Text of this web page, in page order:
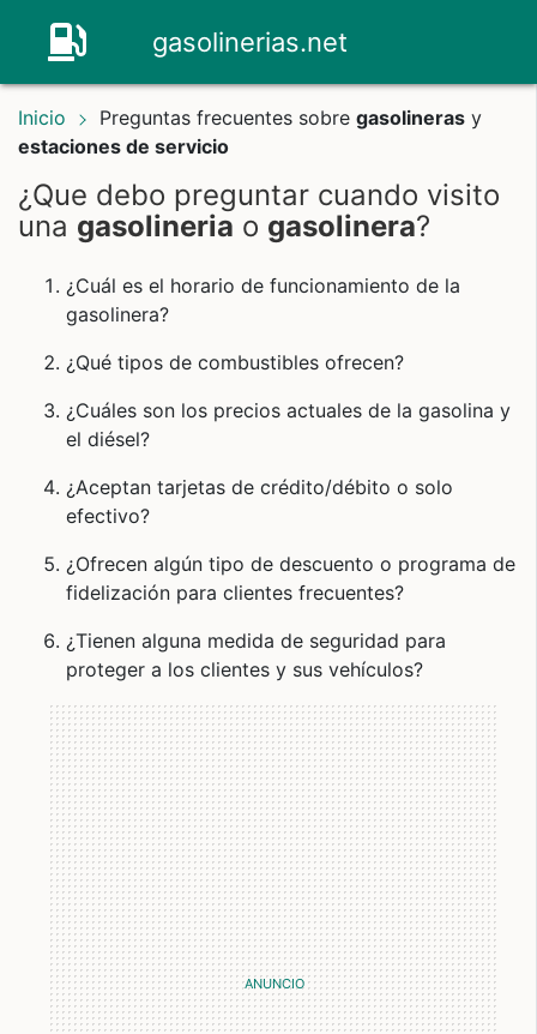
gasolinerias.net
Inicio Preguntas frecuentes sobre gasolineras y
estaciones de servicio
¿Que debo preguntar cuando visito
una gasolineria o gasolinera?
¿Cuál es el horario de funcionamiento de la
gasolinera?
¿Qué tipos de combustibles ofrecen?
¿Cuáles son los precios actuales de la gasolina y
el diésel?
¿Aceptan tarjetas de crédito/débito o solo
efectivo?
¿Ofrecen algún tipo de descuento o programa de
fidelización para clientes frecuentes?
¿Tienen alguna medida de seguridad para
proteger a los clientes y sus vehículos?